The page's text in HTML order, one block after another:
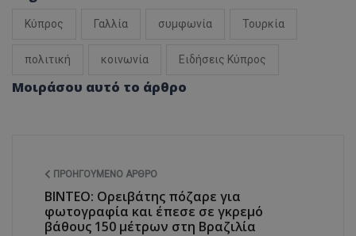
Κύπρος Γαλλία συμφωνία Τουρκία
πολιτική κοινωνία Ειδήσεις Κύπρος
Μοιράσου αυτό το άρθρο
ΠΡΟΗΓΟΎΜΕΝΟ ΆΡΘΡΟ
ΒΙΝΤΕΟ: Ορειβάτης πόζαρε για
φωτογραφία και έπεσε σε γκρεμό
βάθους 150 μέτρων στη Βραζιλία